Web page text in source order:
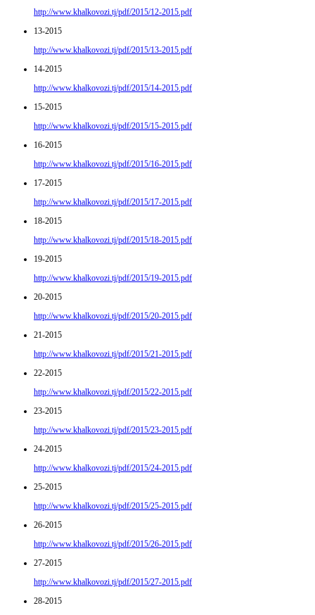
http://www.khalkovozi.tj/pdf/2015/12-2015.pdf
13-2015
http://www.khalkovozi.tj/pdf/2015/13-2015.pdf
14-2015
http://www.khalkovozi.tj/pdf/2015/14-2015.pdf
15-2015
http://www.khalkovozi.tj/pdf/2015/15-2015.pdf
16-2015
http://www.khalkovozi.tj/pdf/2015/16-2015.pdf
17-2015
http://www.khalkovozi.tj/pdf/2015/17-2015.pdf
18-2015
http://www.khalkovozi.tj/pdf/2015/18-2015.pdf
19-2015
http://www.khalkovozi.tj/pdf/2015/19-2015.pdf
20-2015
http://www.khalkovozi.tj/pdf/2015/20-2015.pdf
21-2015
http://www.khalkovozi.tj/pdf/2015/21-2015.pdf
22-2015
http://www.khalkovozi.tj/pdf/2015/22-2015.pdf
23-2015
http://www.khalkovozi.tj/pdf/2015/23-2015.pdf
24-2015
http://www.khalkovozi.tj/pdf/2015/24-2015.pdf
25-2015
http://www.khalkovozi.tj/pdf/2015/25-2015.pdf
26-2015
http://www.khalkovozi.tj/pdf/2015/26-2015.pdf
27-2015
http://www.khalkovozi.tj/pdf/2015/27-2015.pdf
28-2015